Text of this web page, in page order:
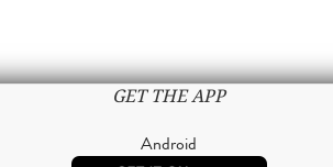
GET THE APP
Android